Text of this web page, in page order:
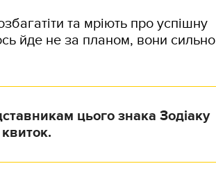
та мріють про успішну
йде не за планом, вони сильно
цього знака Зодіаку